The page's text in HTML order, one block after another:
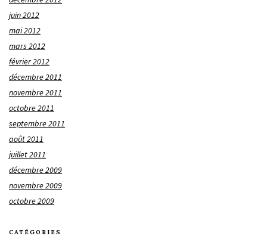
juin 2012
mai 2012
mars 2012
février 2012
décembre 2011
novembre 2011
octobre 2011
septembre 2011
août 2011
juillet 2011
décembre 2009
novembre 2009
octobre 2009
CATÉGORIES